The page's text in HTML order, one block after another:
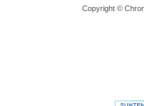
Copyright ©